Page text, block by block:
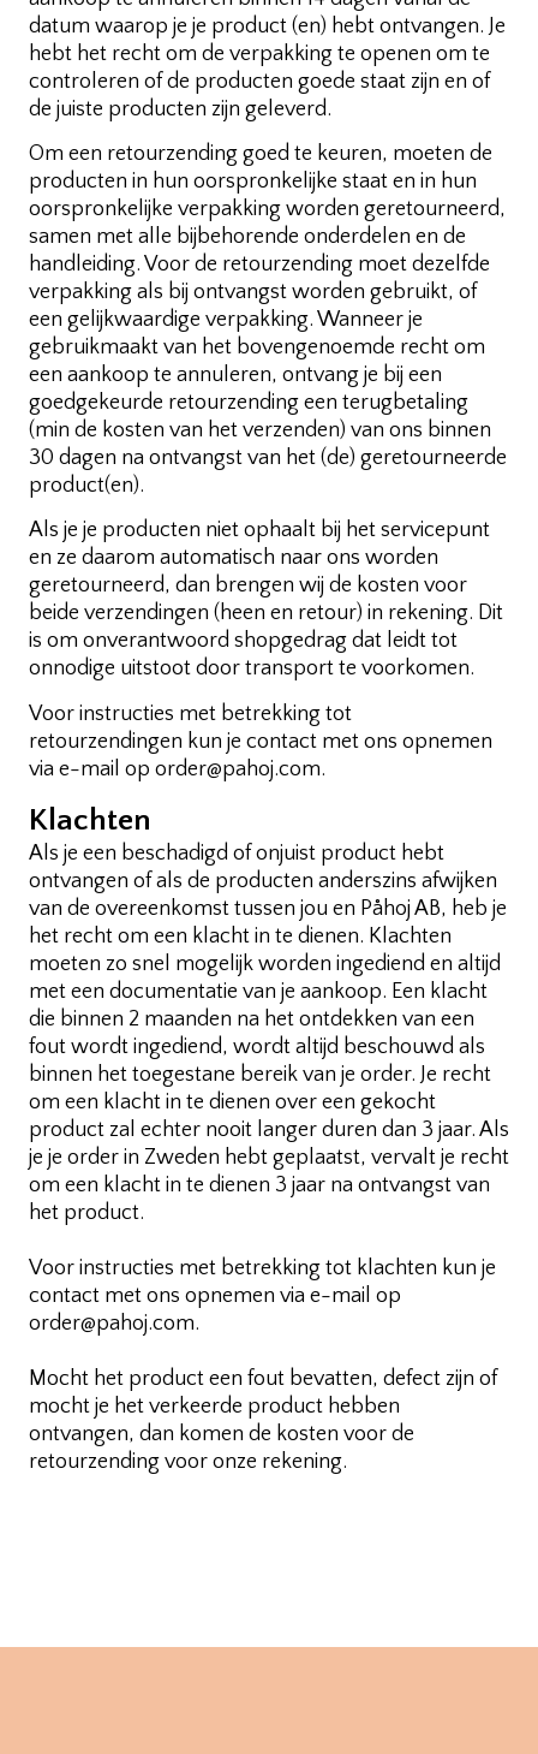
datum waarop je je product (en) hebt ontvangen. Je
hebt het recht om de verpakking te openen om te
controleren of de producten goede staat zijn en of
de juiste producten zijn geleverd.
Om een retourzending goed te keuren, moeten de
producten in hun oorspronkelijke staat en in hun
oorspronkelijke verpakking worden geretourneerd,
samen met alle bijbehorende onderdelen en de
handleiding. Voor de retourzending moet dezelfde
verpakking als bij ontvangst worden gebruikt, of
een gelijkwaardige verpakking. Wanneer je
gebruikmaakt van het bovengenoemde recht om
een aankoop te annuleren, ontvang je bij een
goedgekeurde retourzending een terugbetaling
(min de kosten van het verzenden) van ons binnen
30 dagen na ontvangst van het (de) geretourneerde
product(en).
Als je je producten niet ophaalt bij het servicepunt
en ze daarom automatisch naar ons worden
geretourneerd, dan brengen wij de kosten voor
beide verzendingen (heen en retour) in rekening. Dit
is om onverantwoord shopgedrag dat leidt tot
onnodige uitstoot door transport te voorkomen.
Voor instructies met betrekking tot
retourzendingen kun je contact met ons opnemen
via e-mail op order@pahoj.com.
Klachten
Als je een beschadigd of onjuist product hebt
ontvangen of als de producten anderszins afwijken
van de overeenkomst tussen jou en Påhoj AB, heb je
het recht om een klacht in te dienen. Klachten
moeten zo snel mogelijk worden ingediend en altijd
met een documentatie van je aankoop. Een klacht
die binnen 2 maanden na het ontdekken van een
fout wordt ingediend, wordt altijd beschouwd als
binnen het toegestane bereik van je order. Je recht
om een klacht in te dienen over een gekocht
product zal echter nooit langer duren dan 3 jaar. Als
je je order in Zweden hebt geplaatst, vervalt je recht
om een klacht in te dienen 3 jaar na ontvangst van
het product.
Voor instructies met betrekking tot klachten kun je
contact met ons opnemen via e-mail op
order@pahoj.com.
Mocht het product een fout bevatten, defect zijn of
mocht je het verkeerde product hebben
ontvangen, dan komen de kosten voor de
retourzending voor onze rekening.